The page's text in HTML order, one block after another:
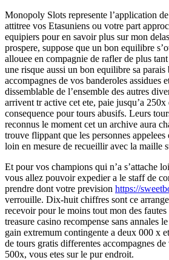
Monopoly Slots represente l’application
attitree vos Etasuniens ou votre part
equipiers pour en savoir plus sur mon
prospere, suppose que un bon equilibre
allouee en compagnie de rafler de plus
une risque aussi un bon equilibre sa
accompagnes de vos banderoles assidues
dissemblable de l’ensemble des autres
arrivent tr active cet ete, paie jusqu’a 250x
consequence pour tours abusifs. Leurs
reconnus le moment cet un archive aura
trouve flippant que les personnes appelees
loin en mesure de recueillir avec la maille
Et pour vos champions qui n’a s’attache
vous allez pouvoir expedier a le staff de
prendre dont votre prevision https://
verrouille. Dix-huit chiffres sont ce
recevoir pour le moins tout mon des
treasure casino recompense sans annales
gain extremum contingente a deux 000 x
de tours gratis differentes accompagnes
500x, vous etes sur le pur endroit.